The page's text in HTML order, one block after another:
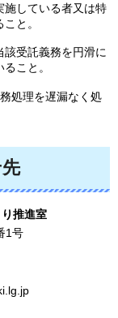
施している者又は特
と。
受託義務を円滑に
こと。
処理を遅漏なく処
推進室
1号